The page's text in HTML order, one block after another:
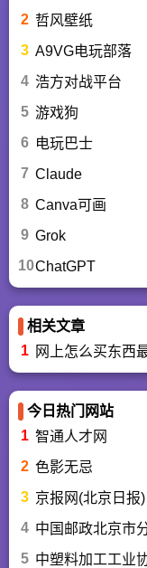
2 哲风壁纸
3 A9VG电玩部落
4 浩方对战平台
5 游戏狗
6 电玩巴士
7 Claude
8 Canva可画
9 Grok
10ChatGPT‌
相关文章
1
网上怎么买东西
今日热门网站
1 智通人才网
2 色影无忌
3 京报网(北京日报)
4 中国邮政北京市
5 中塑料加工工业